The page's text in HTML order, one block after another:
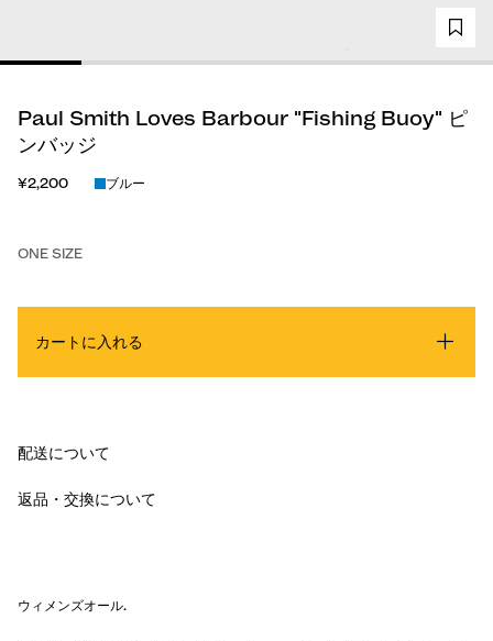
Paul Smith Loves Barbour "Fishing Buoy" ピ
ンバッジ
¥2,200 ブルー
ONE SIZE
カートに入れる
配送について
返品・交換について
ウィメンズオール.